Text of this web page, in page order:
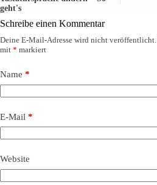
geht's
Schreibe einen Kommentar
Deine E-Mail-Adresse wird nicht veröffentlicht.
mit * markiert
Name *
E-Mail *
Website